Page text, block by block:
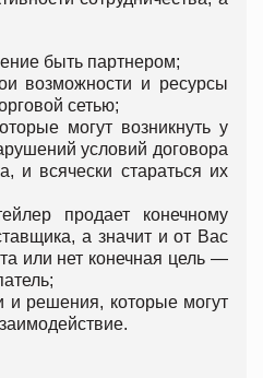
быть партнером;
возможности и ресурсы
сетью;
могут возникнуть у
условий договора
и всячески стараться их
продает конечному
а значит и от Вас
или нет конечная цель —
и решения, которые могут